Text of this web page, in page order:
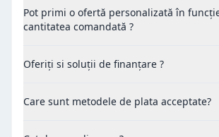
Pot primi o ofertă personalizată în
cantitatea comandată ?
Oferiți si soluții de finanțare ?
Care sunt metodele de plata acceptate?